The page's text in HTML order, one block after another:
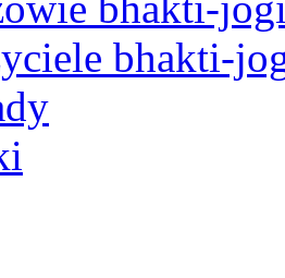
bhakti-